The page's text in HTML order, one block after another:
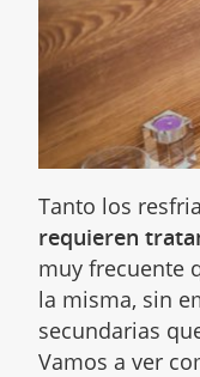
Tanto los
requieren
muy frecuente
la misma, sin
secundarias
Vamos a ver